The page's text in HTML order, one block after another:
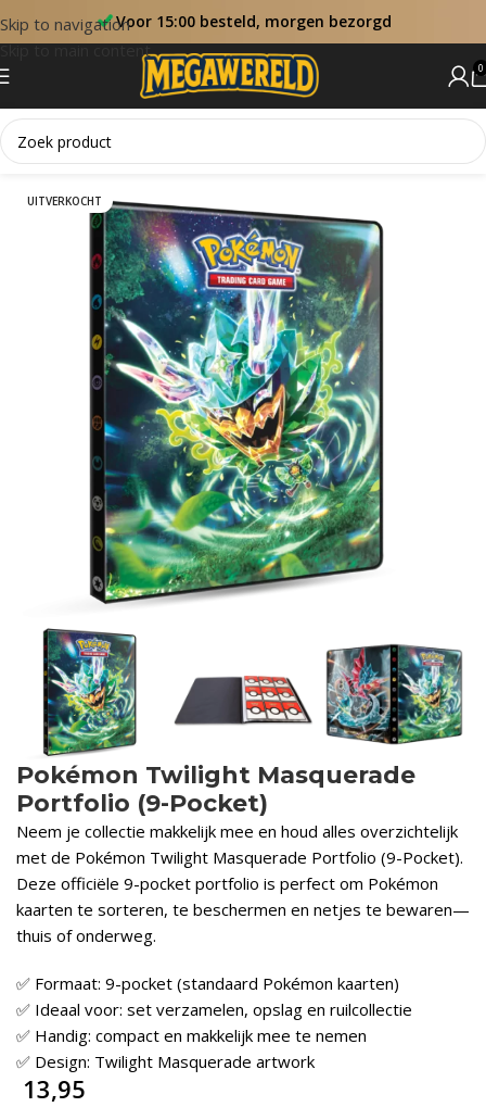
Skip to navigation
Skip to main content
Voor 15:00 besteld, morgen bezorgd
0
Home Accessoires
UITVERKOCHT
Pokémon Twilight Masquerade
Portfolio (9-Pocket)
Neem je collectie makkelijk mee en houd alles overzichtelijk
met de Pokémon Twilight Masquerade Portfolio (9-Pocket).
Deze officiële 9-pocket portfolio is perfect om Pokémon
kaarten te sorteren, te beschermen en netjes te bewaren—
thuis of onderweg.
✅ Formaat: 9-pocket (standaard Pokémon kaarten)
✅ Ideaal voor: set verzamelen, opslag en ruilcollectie
✅ Handig: compact en makkelijk mee te nemen
✅ Design: Twilight Masquerade artwork
13,95